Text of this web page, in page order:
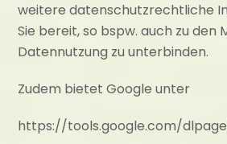
weitere datenschutzrechtliche
Sie bereit, so bspw. auch zu den
Datennutzung zu unterbinden.
Zudem bietet Google unter
https://tools.google.com/